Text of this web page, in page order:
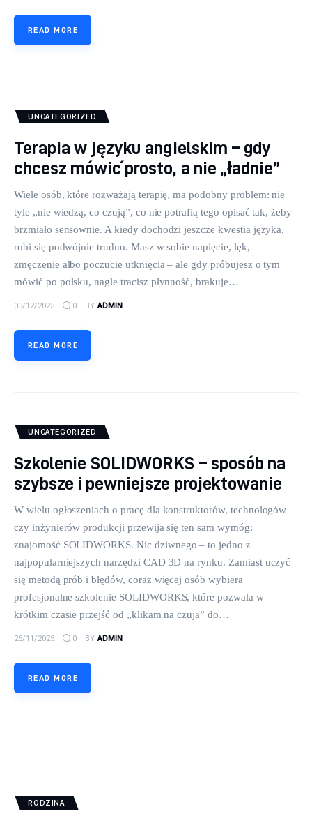
READ MORE
UNCATEGORIZED
Terapia w języku angielskim – gdy
chcesz mówić prosto, a nie „ładnie”
Wiele osób, które rozważają terapię, ma podobny problem: nie
tyle „nie wiedzą, co czują”, co nie potrafią tego opisać tak, żeby
brzmiało sensownie. A kiedy dochodzi jeszcze kwestia języka,
robi się podwójnie trudno. Masz w sobie napięcie, lęk,
zmęczenie albo poczucie utknięcia – ale gdy próbujesz o tym
mówić po polsku, nagle tracisz płynność, brakuje…
03/12/2025 0 BY ADMIN
READ MORE
UNCATEGORIZED
Szkolenie SOLIDWORKS – sposób na
szybsze i pewniejsze projektowanie
W wielu ogłoszeniach o pracę dla konstruktorów, technologów
czy inżynierów produkcji przewija się ten sam wymóg:
znajomość SOLIDWORKS. Nic dziwnego – to jedno z
najpopularniejszych narzędzi CAD 3D na rynku. Zamiast uczyć
się metodą prób i błędów, coraz więcej osób wybiera
profesjonalne szkolenie SOLIDWORKS, które pozwala w
krótkim czasie przejść od „klikam na czuja” do…
26/11/2025 0 BY ADMIN
READ MORE
RODZINA